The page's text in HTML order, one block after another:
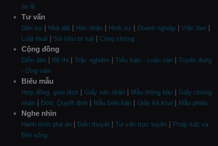
án lệ
Tư vấn
Dân sự | Nhà đất | Hôn nhân | Hình sự | Doanh nghiệp | Việc làm |
Luật thuế | Sở hữu trí tuệ | Công chứng
Cộng đồng
Diễn đàn | Đề thi | Trắc nghiệm | Tiểu luận - Luận văn | Tuyển dụng
- Ứng viên
Biểu mẫu
Hợp đồng, giao dịch | Giấy xác nhận | Mẫu thông báo | Giấy chứng
nhận | Đơn, Quyết định | Mẫu biên bản | Giấy kê khai | Mẫu phiếu
Nghe nhìn
Hành trình phá án | Diễn thuyết | Tư vấn trực tuyến | Pháp luật và
Đời sống